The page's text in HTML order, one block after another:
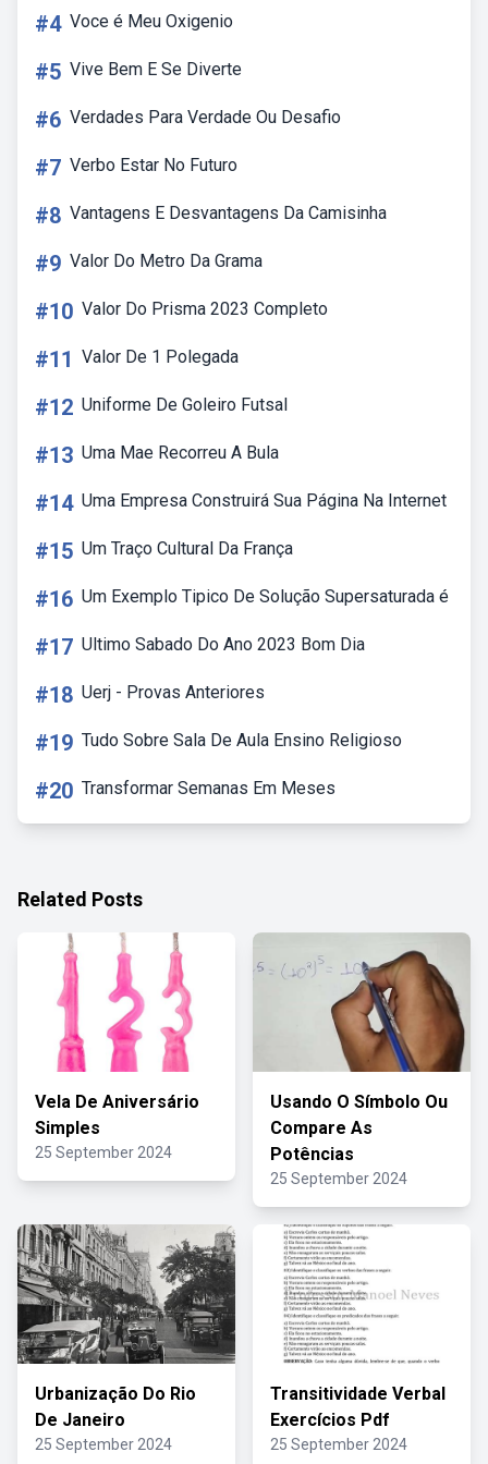
#4 Voce é Meu Oxigenio
#5 Vive Bem E Se Diverte
#6 Verdades Para Verdade Ou Desafio
#7 Verbo Estar No Futuro
#8 Vantagens E Desvantagens Da Camisinha
#9 Valor Do Metro Da Grama
#10 Valor Do Prisma 2023 Completo
#11 Valor De 1 Polegada
#12 Uniforme De Goleiro Futsal
#13 Uma Mae Recorreu A Bula
#14 Uma Empresa Construirá Sua Página Na Internet
#15 Um Traço Cultural Da França
#16 Um Exemplo Tipico De Solução Supersaturada é
#17 Ultimo Sabado Do Ano 2023 Bom Dia
#18 Uerj - Provas Anteriores
#19 Tudo Sobre Sala De Aula Ensino Religioso
#20 Transformar Semanas Em Meses
Related Posts
Vela De Aniversário
Simples
25 September 2024
Usando O Símbolo Ou
Compare As
Potências
25 September 2024
Urbanização Do Rio
De Janeiro
25 September 2024
Transitividade Verbal
Exercícios Pdf
25 September 2024